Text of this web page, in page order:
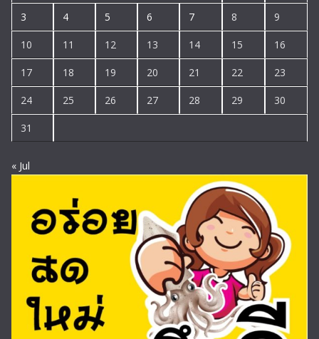
3 4 5 6 7 8 9
10 11 12 13 14 15 16
17 18 19 20 21 22 23
24 25 26 27 28 29 30
31
« Jul